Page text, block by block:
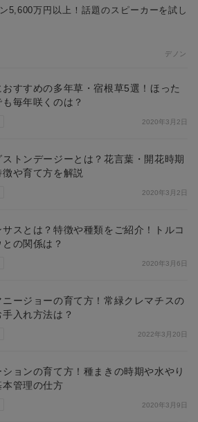
5,600万円以上！話題のスピーカーを試し
デノン
おすすめの多年草・宿根草5選！ほった
も毎年咲くのは？
2020年3月2日
ストンデージーとは？花言葉・開花時期
徴や育て方を解説
2020年3月2日
サスとは？特徴や種類をご紹介！トルコ
の関係は？
2020年3月6日
ニージョーの育て方！常緑クレマチスの
入れ方法は？
2022年3月20日
ションの育て方！種まきの時期や水やり
本管理の仕方
2020年3月9日